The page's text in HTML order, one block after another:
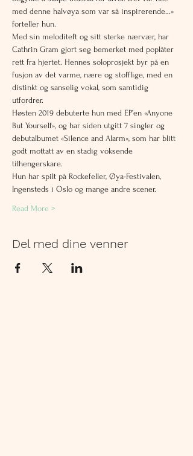
med denne halvøya som var så inspirerende…»
forteller hun.
Med sin meloditeft og sitt sterke nærvær, har
Cathrin Gram gjort seg bemerket med poplåter
rett fra hjertet. Hennes soloprosjekt byr på en
fusjon av det varme, nære og stofflige, med en
distinkt og sanselig vokal, som samtidig
utfordrer.
Høsten 2019 debuterte hun med EP’en «Anyone
But Yourself», og har siden utgitt 7 singler og
debutalbumet «Silence and Alarm», som har blitt
godt mottatt av en stadig voksende
tilhengerskare.
Hun har spilt på Rockefeller, Øya-Festivalen,
Ingensteds i Oslo og mange andre scener.
Read More >
Del med dine venner